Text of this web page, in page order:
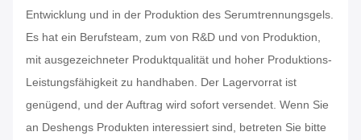
Entwicklung und in der Produktion des Serumtrennungsgels.
Es hat ein Berufsteam, zum von R&D und von Produktion,
mit ausgezeichneter Produktqualität und hoher Produktions-
Leistungsfähigkeit zu handhaben. Der Lagervorrat ist
genügend, und der Auftrag wird sofort versendet. Wenn Sie
an Deshengs Produkten interessiert sind, betreten Sie bitte